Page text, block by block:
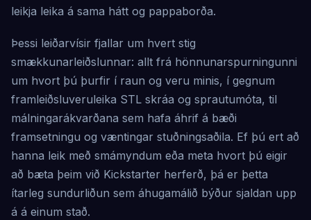
leikja leika á sama hátt og pappaborða.
Þessi leiðarvísir fjallar um hvert stig
smækkunarleiðslunnar: allt frá hönnunarspurningunni
um hvort þú þurfir í raun og veru minis, í gegnum
framleiðsluveruleika STL skráa og sprautumóta, til
málningarákvarðana sem hafa áhrif á bæði
framsetningu og væntingar stuðningsaðila. Ef þú ert að
hanna leik með smámyndum eða meta hvort þú eigir
að bæta þeim við Kickstarter herferð, þá er þetta
ítarleg sundurliðun sem áhugamálið býður sjaldan upp
á á einum stað.